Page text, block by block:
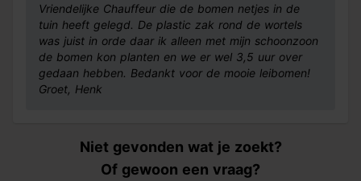
Vriendelijke Chauffeur die de bomen netjes in de
tuin heeft gelegd. De plastic zak rond de wortels
was juist in orde daar ik alleen met mijn schoonzoon
de bomen kon planten en we er wel 3,5 uur over
gedaan hebben. Bedankt voor de mooie leibomen!
Groet, Henk
Niet gevonden wat je zoekt?
Of gewoon een vraag?